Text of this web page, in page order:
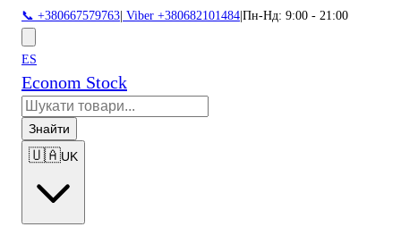
📞 +380667579763 Viber +380682101484 Пн-Нд: 9:00 - 21:00
ES
Econom Stock
Знайти
🇺🇦UK